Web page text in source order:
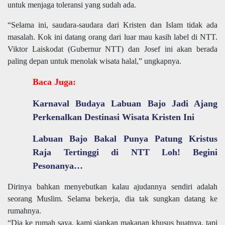
untuk menjaga toleransi yang sudah ada.
“Selama ini, saudara-saudara dari Kristen dan Islam tidak ada
masalah. Kok ini datang orang dari luar mau kasih label di NTT.
Viktor Laiskodat (Gubernur NTT) dan Josef ini akan berada
paling depan untuk menolak wisata halal,” ungkapnya.
Baca Juga:
Karnaval Budaya Labuan Bajo Jadi Ajang
Perkenalkan Destinasi Wisata Kristen Ini
Labuan Bajo Bakal Punya Patung Kristus
Raja Tertinggi di NTT Loh! Begini
Pesonanya…
Dirinya bahkan menyebutkan kalau ajudannya sendiri adalah
seorang Muslim. Selama bekerja, dia tak sungkan datang ke
rumahnya.
“Dia ke rumah saya, kami siapkan makanan khusus buatnya, tapi